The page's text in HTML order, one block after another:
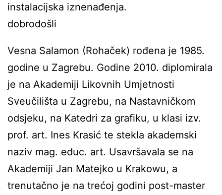
instalacijska iznenađenja.
dobrodošli
Vesna Salamon (Rohaček) rođena je 1985.
godine u Zagrebu. Godine 2010. diplomirala
je na Akademiji Likovnih Umjetnosti
Sveučilišta u Zagrebu, na Nastavničkom
odsjeku, na Katedri za grafiku, u klasi izv.
prof. art. Ines Krasić te stekla akademski
naziv mag. educ. art. Usavršavala se na
Akademiji Jan Matejko u Krakowu, a
trenutačno je na trećoj godini post-master